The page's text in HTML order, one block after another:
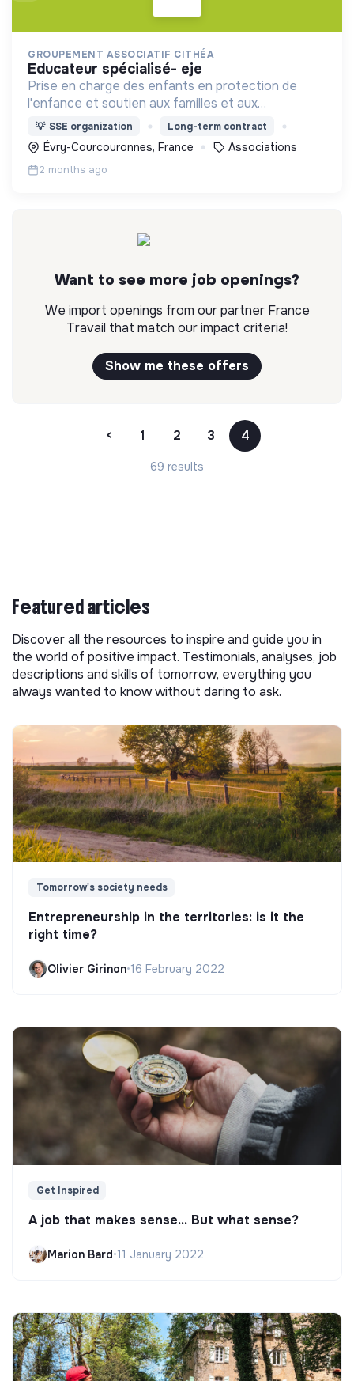
GROUPEMENT ASSOCIATIF CITHÉA
educateur spécialisé- eje
Prise en charge des enfants en protection de
l'enfance et soutien aux familles et aux
parentalités + expertises judiciaires, formation,
insertion
💡 SSE organization Long-term contract
Évry-Courcouronnes, France Associations
2 months ago
Want to see more job openings?
We import openings from our partner France
Travail that match our impact criteria!
Show me these offers
< 1 2 3 4
69 results
Featured articles
Discover all the resources to inspire and guide you in
the world of positive impact. Testimonials, analyses, job
descriptions and skills of tomorrow, everything you
always wanted to know without daring to ask.
Tomorrow's society needs
Entrepreneurship in the territories: is it the
right time?
Olivier Girinon•16 February 2022
Get Inspired
A job that makes sense... But what sense?
Marion Bard•11 January 2022